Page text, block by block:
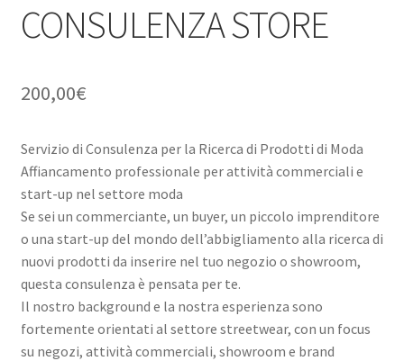
CONSULENZA STORE
200,00€
Servizio di Consulenza per la Ricerca di Prodotti di Moda
Affiancamento professionale per attività commerciali e
start-up nel settore moda
Se sei un commerciante, un buyer, un piccolo imprenditore
o una start-up del mondo dell’abbigliamento alla ricerca di
nuovi prodotti da inserire nel tuo negozio o showroom,
questa consulenza è pensata per te.
Il nostro background e la nostra esperienza sono
fortemente orientati al settore streetwear, con un focus
su negozi, attività commerciali, showroom e brand